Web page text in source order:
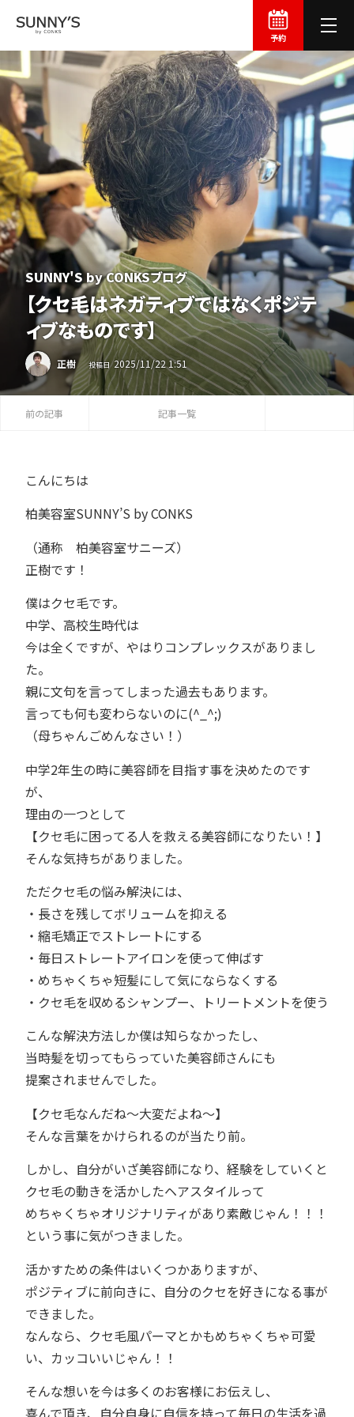
予約
SUNNY'S by CONKSブログ
【クセ毛はネガティブではなくポジテ
ィブなものです】
正樹 投稿日 2025/11/221:51
前の記事 記事一覧
こんにちは
柏美容室SUNNY’S by CONKS
（通称 柏美容室サニーズ）
正樹です！
僕はクセ毛です。
中学、高校生時代は
今は全くですが、やはりコンプレックスがありまし
た。
親に文句を言ってしまった過去もあります。
言っても何も変わらないのに(^_^;)
（母ちゃんごめんなさい！）
中学2年生の時に美容師を目指す事を決めたのです
が、
理由の一つとして
【クセ毛に困ってる人を救える美容師になりたい！】
そんな気持ちがありました。
ただクセ毛の悩み解決には、
・長さを残してボリュームを抑える
・縮毛矯正でストレートにする
・毎日ストレートアイロンを使って伸ばす
・めちゃくちゃ短髪にして気にならなくする
・クセ毛を収めるシャンプー、トリートメントを使う
こんな解決方法しか僕は知らなかったし、
当時髪を切ってもらっていた美容師さんにも
提案されませんでした。
【クセ毛なんだね～大変だよね～】
そんな言葉をかけられるのが当たり前。
しかし、自分がいざ美容師になり、経験をしていくと
クセ毛の動きを活かしたヘアスタイルって
めちゃくちゃオリジナリティがあり素敵じゃん！！！
という事に気がつきました。
活かすための条件はいくつかありますが、
ポジティブに前向きに、自分のクセを好きになる事が
できました。
なんなら、クセ毛風パーマとかもめちゃくちゃ可愛
い、カッコいいじゃん！！
そんな想いを今は多くのお客様にお伝えし、
喜んで頂き、自分自身に自信を持って毎日の生活を過